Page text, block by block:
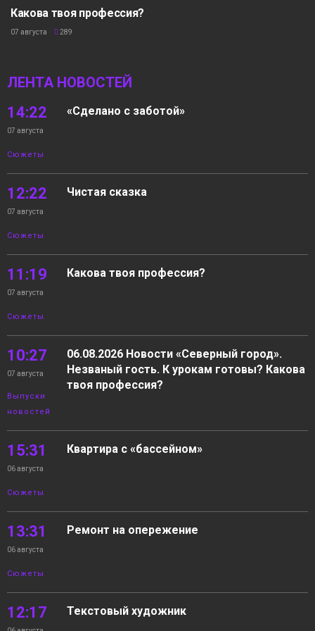
Какова твоя профессия?
07 августа 289
ЛЕНТА НОВОСТЕЙ
14:22
07 августа
Сюжеты
«Сделано с заботой»
12:22
07 августа
Сюжеты
Чистая сказка
11:19
07 августа
Сюжеты
Какова твоя профессия?
10:27
07 августа
Выпуски
новостей
06.08.2026 Новости «Северный город».
Незваный гость. К урокам готовы? Какова
твоя профессия?
15:31
06 августа
Сюжеты
Квартира с «бассейном»
13:31
06 августа
Сюжеты
Ремонт на опережение
12:17 Текстовый художник